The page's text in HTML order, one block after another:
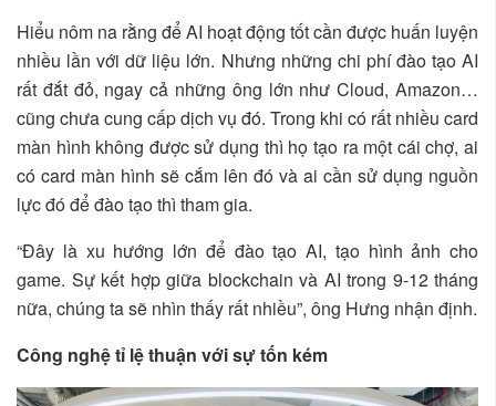
Hiểu nôm na rằng để AI hoạt động tốt cần được huấn luyện
nhiều lần với dữ liệu lớn. Nhưng những chi phí đào tạo AI
rất đắt đỏ, ngay cả những ông lớn như Cloud, Amazon…
cũng chưa cung cấp dịch vụ đó. Trong khi có rất nhiều card
màn hình không được sử dụng thì họ tạo ra một cái chợ, ai
có card màn hình sẽ cắm lên đó và ai cần sử dụng nguồn
lực đó để đào tạo thì tham gia.
“Đây là xu hướng lớn để đào tạo AI, tạo hình ảnh cho
game. Sự kết hợp giữa blockchain và AI trong 9-12 tháng
nữa, chúng ta sẽ nhìn thấy rất nhiều”, ông Hưng nhận định.
Công nghệ tỉ lệ thuận với sự tốn kém